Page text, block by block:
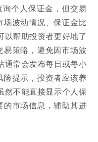
个人保证金，但交易
波动情况、保证金比
以帮助投资者更好地了
策略，避免因市场波
通常会发布每日或每小
险提示，投资者应该养
然不能直接显示个人保
市场信息，辅助其进